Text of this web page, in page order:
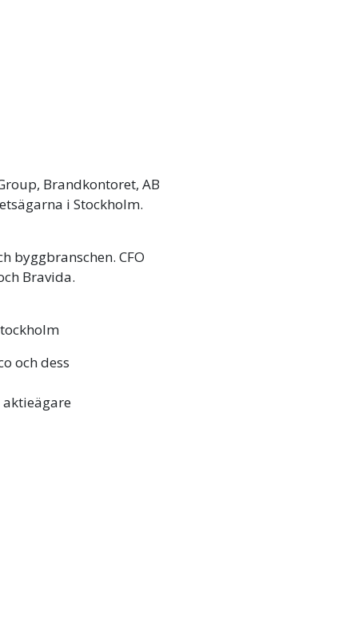
Brandkontoret, AB
i Stockholm.
byggbranschen. CFO
Bravida.
och dess